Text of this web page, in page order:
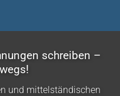
schreiben –
und mittelständischen